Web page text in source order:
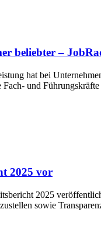
beliebter –
hat bei
und
2025 vor
2025
sowie